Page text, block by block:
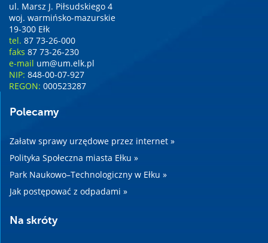
ul. Marsz J. Piłsudskiego 4
woj. warmińsko-mazurskie
19-300 Ełk
tel. 87 73-26-000
faks 87 73-26-230
e-mail um@um.elk.pl
NIP: 848-00-07-927
REGON: 000523287
Polecamy
Załatw sprawy urzędowe przez internet »
Polityka Społeczna miasta Ełku »
Park Naukowo–Technologiczny w Ełku »
Jak postępować z odpadami »
Na skróty